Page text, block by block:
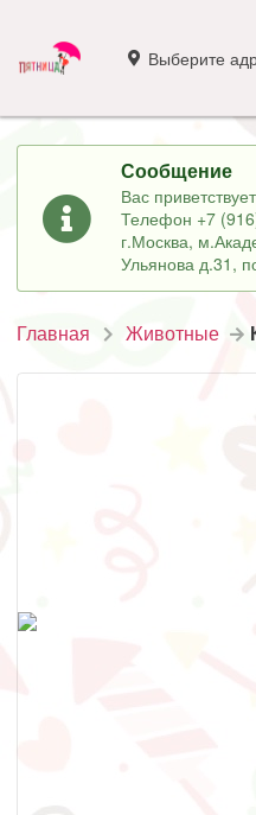
Выберите
Сообщение
Вас
Телефон +7
г.Москва,
Ульянова д.31,
Главная Животные